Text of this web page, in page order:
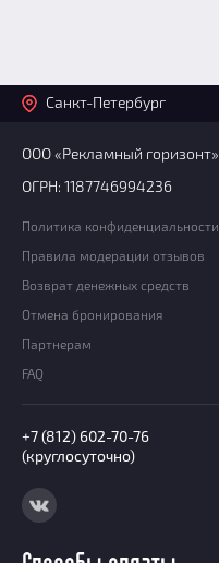
Санкт-Петербург
ООО «Рекламный горизонт»
ОГРН: 1187746994236
Политика конфиденциальности
Правила модерации отзывов
Возврат денежных средств
Отмена бронирования
Партнерам
FAQ
+7 (812) 602-70-76
(круглосуточно)